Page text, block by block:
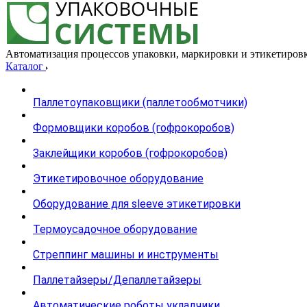
Автоматизация процессов упаковки, маркировки и
Каталог
Паллетоупаковщики (паллетообмотчики)
Формовщики коробов (гофрокоробов)
Заклейщики коробов (гофрокоробов)
Этикетировочное оборудование
Оборудование для sleeve этикетировки
Термоусадочное оборудование
Стреппинг машины и инструменты
Паллетайзеры/Депаллетайзеры